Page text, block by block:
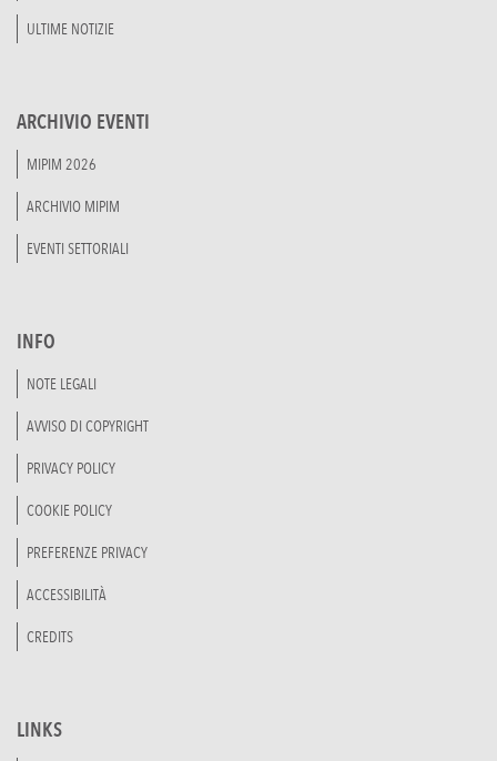
ULTIME NOTIZIE
ARCHIVIO EVENTI
MIPIM 2026
ARCHIVIO MIPIM
EVENTI SETTORIALI
INFO
NOTE LEGALI
AVVISO DI COPYRIGHT
PRIVACY POLICY
COOKIE POLICY
PREFERENZE PRIVACY
ACCESSIBILITÀ
CREDITS
LINKS